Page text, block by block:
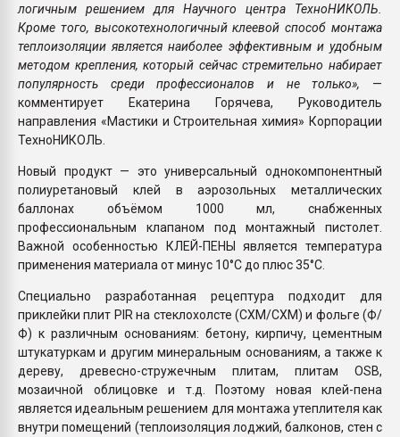
логичным решением для Научного центра ТехноНИКОЛЬ.
Кроме того, высокотехнологичный клеевой способ монтажа
теплоизоляции является наиболее эффективным и удобным
методом крепления, который сейчас стремительно набирает
популярность среди профессионалов и не только», —
комментирует Екатерина Горячева, Руководитель
направления «Мастики и Строительная химия» Корпорации
ТехноНИКОЛЬ.
Новый продукт — это универсальный однокомпонентный
полиуретановый клей в аэрозольных металлических
баллонах объёмом 1000 мл, снабженных
профессиональным клапаном под монтажный пистолет.
Важной особенностью КЛЕЙ-ПЕНЫ является температура
применения материала от минус 10°С до плюс 35°С.
Специально разработанная рецептура подходит для
приклейки плит PIR на стеклохолсте (СХМ/СХМ) и фольге (Ф/
Ф) к различным основаниям: бетону, кирпичу, цементным
штукатуркам и другим минеральным основаниям, а также к
дереву, древесно-стружечным плитам, плитам OSB,
мозаичной облицовке и т.д. Поэтому новая клей-пена
является идеальным решением для монтажа утеплителя как
внутри помещений (теплоизоляция лоджий, балконов, стен с